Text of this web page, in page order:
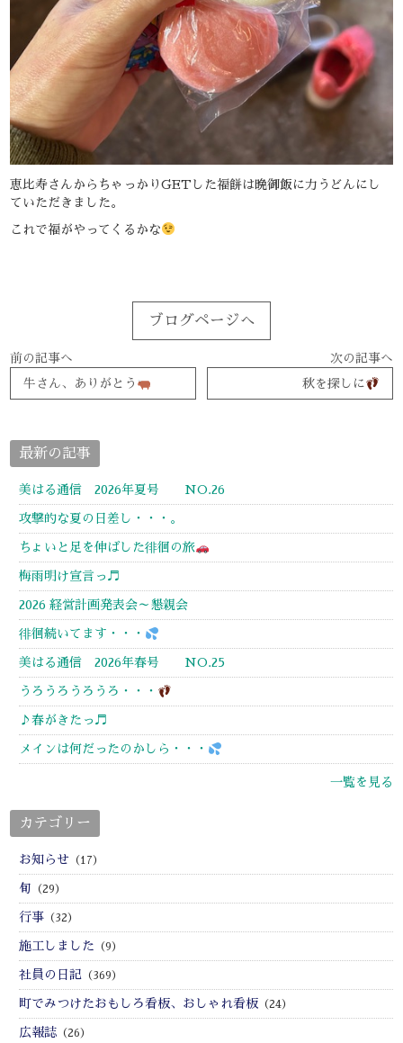
恵比寿さんからちゃっかりGETした福餅は晩御飯に力うどんにし
ていただきました。
これで福がやってくるかな
ブログページへ
前の記事へ
牛さん、ありがとう
次の記事へ
秋を探しに
最新の記事
美はる通信 2026年夏号 NO.26
攻撃的な夏の日差し・・・。
ちょいと足を伸ばした徘徊の旅
梅雨明け宣言っ♬
2026 経営計画発表会～懇親会
徘徊続いてます・・・
美はる通信 2026年春号 NO.25
うろうろうろうろ・・・
♪春がきたっ♬
メインは何だったのかしら・・・
一覧を見る
カテゴリー
お知らせ （17）
旬 （29）
行事 （32）
施工しました （9）
社員の日記 （369）
町でみつけたおもしろ看板、おしゃれ看板 （24）
広報誌 （26）